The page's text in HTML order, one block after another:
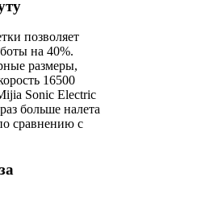
позволяет
на 40%.
размеры,
16500
Sonic Electric
больше налета
сравнению с